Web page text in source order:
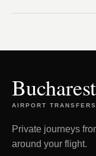
Bucharest
AIRPORT TRANSFERS
Private journeys
around your flight.